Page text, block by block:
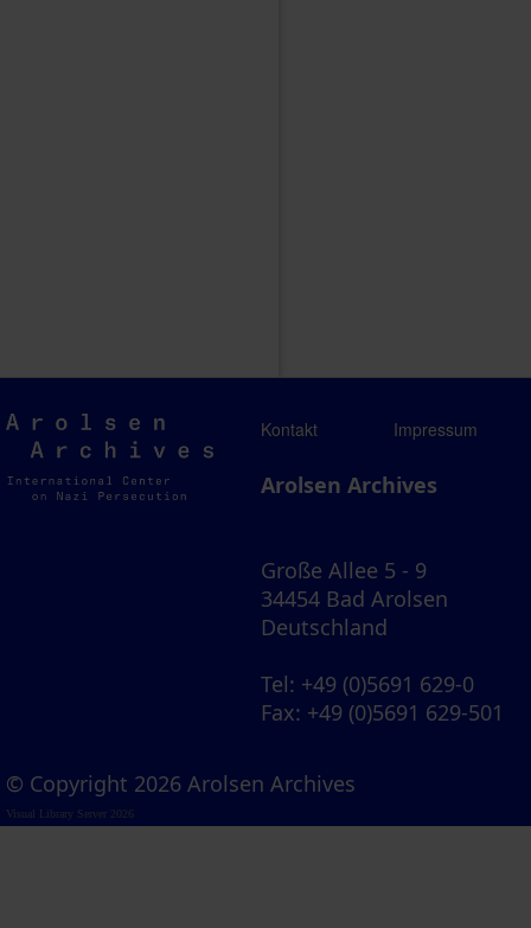
Arolsen
Archives
Kontakt Impressum
Arolsen Archives
Große Allee 5 - 9
34454 Bad Arolsen
Deutschland
Tel: +49 (0)5691 629-0
Fax: +49 (0)5691 629-501
© Copyright 2026 Arolsen Archives
Visual Library Server 2026